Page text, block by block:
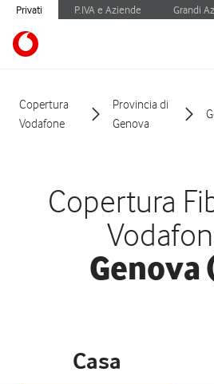
Privati P.IVA e Aziende Grandi
Copertura
Vodafone
Provincia di
Genova
Copertura
Genova
Casa